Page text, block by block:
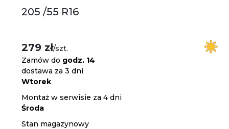
205 /55 R16
279 zł/szt.
Zamów do godz. 14
dostawa za 3 dni
Wtorek
Montaż w serwisie za 4 dni
Środa
Stan magazynowy